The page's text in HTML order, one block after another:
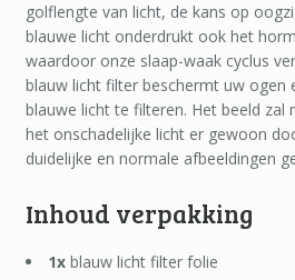
golflengte van licht, de kans op
blauwe licht onderdrukt ook het
waardoor onze slaap-waak cyclus
blauw licht filter beschermt uw ogen
blauwe licht te filteren. Het beeld zal
het onschadelijke licht er gewoon
duidelijke en normale afbeeldingen
Inhoud verpakking
1xblauw licht filter folie